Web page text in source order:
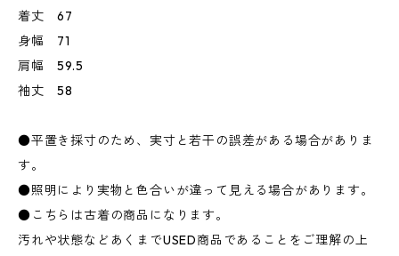
着丈 67
身幅 71
肩幅 59.5
袖丈 58
●平置き採寸のため、実寸と若干の誤差がある場合がありま
す。
●照明により実物と色合いが違って見える場合があります。
●こちらは古着の商品になります。
汚れや状態などあくまでUSED商品であることをご理解の上